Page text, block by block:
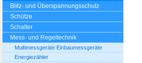
Blitz- und Überspannungsschutz
Schütze
Schalter
Mess- und Regeltechnik
Multimessgeräte Einbaumessgeräte
Energiezähler